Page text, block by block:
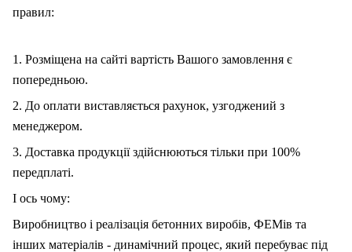
правил:
1. Розміщена на сайті вартість Вашого замовлення є
попередньою.
2. До оплати виставляється рахунок, узгоджений з
менеджером.
3. Доставка продукції здійснюються тільки при 100%
передплаті.
І ось чому:
Виробництво і реалізація бетонних виробів, ФЕМів та
інших матеріалів - динамічний процес, який перебуває під